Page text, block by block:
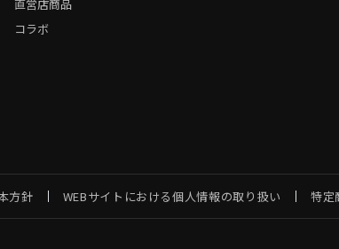
直営店商品
コラボ
方針 WEBサイトにおける個人情報の取り扱い 特定